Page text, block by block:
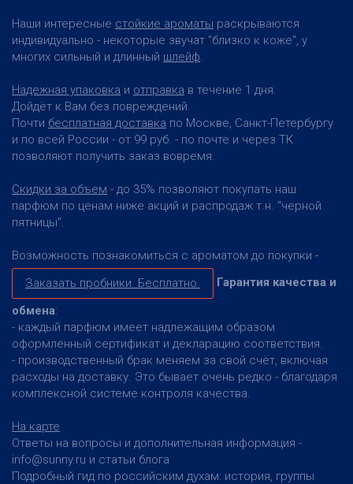
Наши интересные стойкие ароматы раскрываются
индивидуально - некоторые звучат "близко к коже", у
многих сильный и длинный шлейф
Надежная упаковка и отправка в течение 1 дня.
Дойдёт к Вам без повреждений.
Почти бесплатная доставка по Москве, Санкт-Петербургу
и по всей России - от 99 руб. - по почте и через ТК
позволяют получить заказ вовремя.
Скидки за объем - до 35% позволяют покупать наш
парфюм по ценам ниже акций и распродаж т.н. "черной
пятницы".
Возможность познакомиться с ароматом до покупки -
Заказать пробники. Бесплатно.
Гарантия качества и
обмена:
- каждый парфюм имеет надлежащим образом
оформленный сертификат и декларацию соответствия.
- производственный брак меняем за свой счёт, включая
расходы на доставку. Это бывает очень редко - благодаря
комплексной системе контроля качества.
На карте
Ответы на вопросы и дополнительная информация -
info@sunny.ru и статьи блога
Подробный гид по российским духам: история, группы